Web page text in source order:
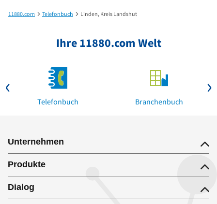
11880.com Telefonbuch Linden, Kreis Landshut
Ihre 11880.com Welt
Telefonbuch Branchenbuch
Unternehmen
Produkte
Dialog